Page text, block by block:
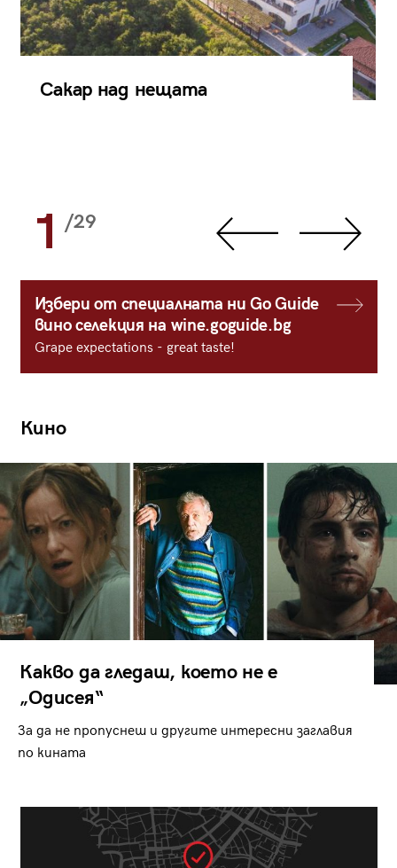
Сакар над нещата
1 /29
Избери от специалната ни Go Guide
вино селекция на wine.goguide.bg
Grape expectations - great taste!
Кино
Какво да гледаш, което не е
„Одисея“
За да не пропуснеш и другите интересни заглавия
по кината